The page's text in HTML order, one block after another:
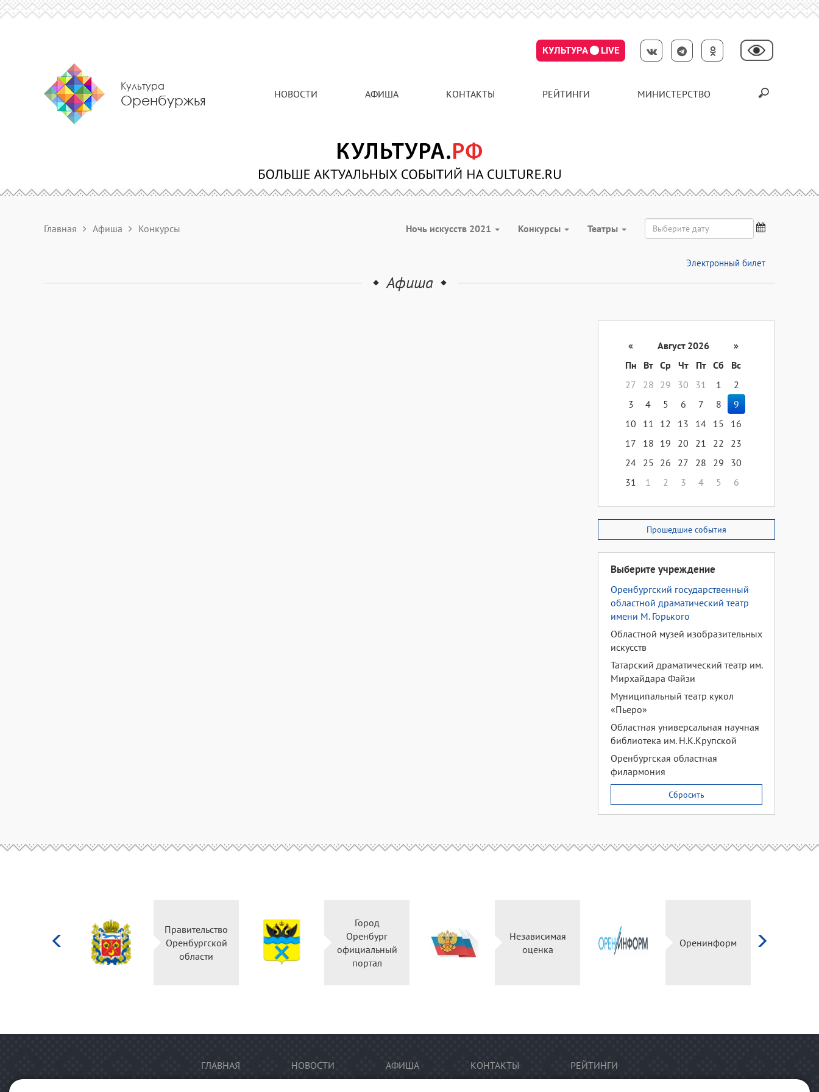
КУЛЬТУРА LIVE
Культура
Оренбуржья НОВОСТИ АФИША КОНТАКТЫ РЕЙТИНГИ МИНИСТЕРСТВО
Главная Афиша Конкурсы Ночь искусств 2021 Конкурсы Театры
Электронный билет
Афиша
« Август 2026
»
Пн
Вт Ср Чт Пт Сб
Вс
27
28 29 30 31 1
2
3
4 5 6 7 8
9
10
11 12 13 14 15
16
17
18 19 20 21 22
23
24 25 26 27 28 29
30
31
1 2 3 4 5 6
Прошедшие события
Выберите учреждение
Оренбургский государственный
областной драматический театр
имени М. Горького
Областной музей изобразительных
искусств
Татарский драматический театр им.
Мирхайдара Файзи
Муниципальный театр кукол
«Пьеро»
Областная универсальная научная
библиотека им. Н.К.Крупской
Оренбургская областная
филармония
Сбросить
Правительство
Оренбургской
области
Город
Оренбург
официальный
портал
Независимая
оценка
Оренинформ
ГЛАВНАЯ НОВОСТИ АФИША КОНТАКТЫ РЕЙТИНГИ